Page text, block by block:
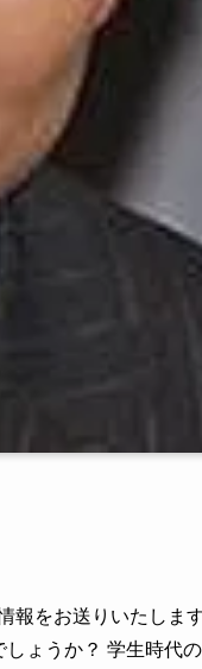
報をお送りいたしま
ょうか？ 学生時代